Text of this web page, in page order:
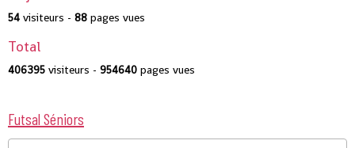
54 visiteurs - 88 pages vues
Total
406395 visiteurs - 954640 pages vues
Futsal Séniors